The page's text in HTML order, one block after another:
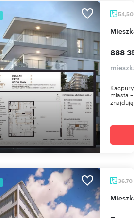
54,50
888
miasta
36,70